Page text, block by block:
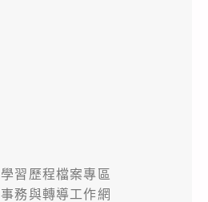
習歷程檔案專區
務與轉導工作網